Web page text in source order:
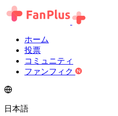
ホーム
投票
コミュニティ
ファンフィク
日本語